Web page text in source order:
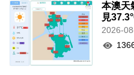
本澳天
見
2026-